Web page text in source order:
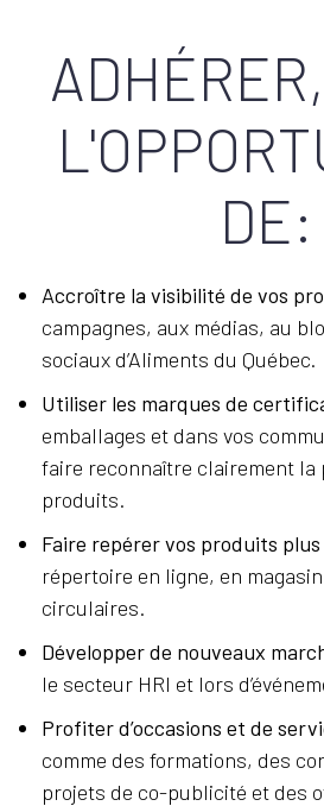
DE:
Accroître la visibilité de vos
campagnes, aux médias, au
sociaux d’Aliments du Québec.
Utiliser les marques de
emballages et dans vos
faire reconnaître clairement la
produits.
Faire repérer vos produits
répertoire en ligne, en
circulaires.
Développer de nouveaux
le secteur HRI et lors
Profiter d’occasions et de
comme des formations, des
projets de co-publicité et des